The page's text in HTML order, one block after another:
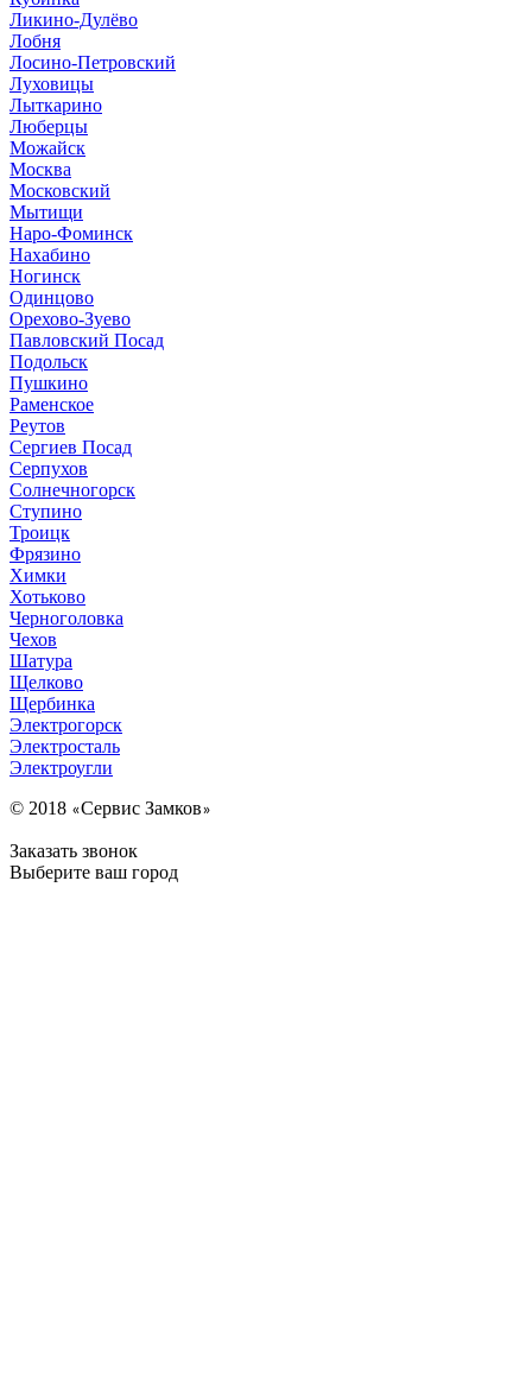
Ликино-Дулёво
Лобня
Лосино-Петровский
Луховицы
Лыткарино
Люберцы
Можайск
Москва
Московский
Мытищи
Наро-Фоминск
Нахабино
Ногинск
Одинцово
Орехово-Зуево
Павловский Посад
Подольск
Пушкино
Раменское
Реутов
Сергиев Посад
Серпухов
Солнечногорск
Ступино
Троицк
Фрязино
Химки
Хотьково
Черноголовка
Чехов
Шатура
Щелково
Щербинка
Электрогорск
Электросталь
Электроугли
© 2018 «Сервис Замков»
Заказать звонок
Выберите ваш город